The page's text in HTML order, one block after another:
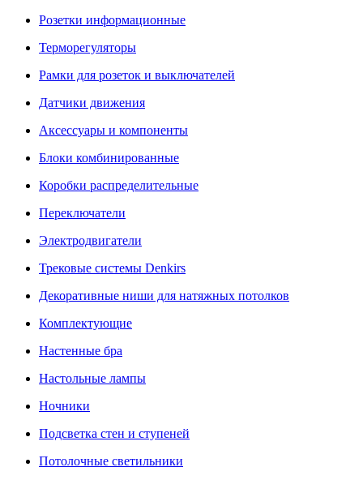
Розетки информационные
Терморегуляторы
Рамки для розеток и выключателей
Датчики движения
Аксессуары и компоненты
Блоки комбинированные
Коробки распределительные
Переключатели
Электродвигатели
Трековые системы Denkirs
Декоративные ниши для натяжных потолков
Комплектующие
Настенные бра
Настольные лампы
Ночники
Подсветка стен и ступеней
Потолочные светильники